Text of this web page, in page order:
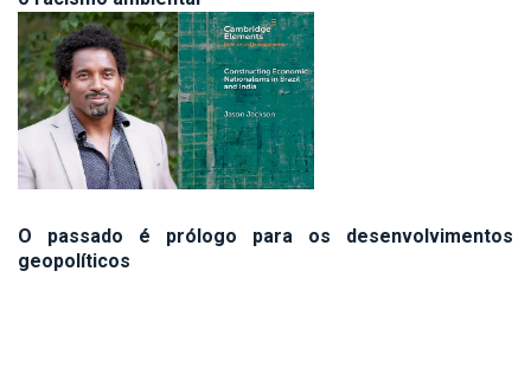
O passado é prólogo para os desenvolvimentos
geopolíticos